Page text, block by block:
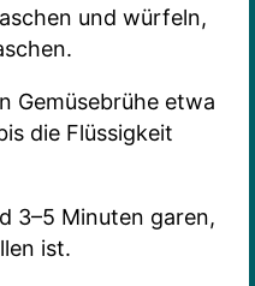
und würfeln,
Gemüsebrühe etwa
die Flüssigkeit
3–5 Minuten garen,
ist.